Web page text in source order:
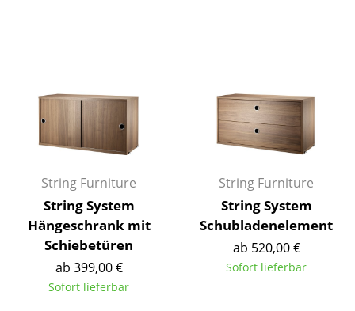
Hängeleuchten & Deckenleuchten
Tischleuchten
Schreibtischleuchten
Stehleuchten & Leseleuchten
Bodenleuchten
String Furniture
String System
Hängeschrank mit
Schiebetüren
ab 399,00 €
Sofort lieferbar
String Furniture
String System
Schubladenelement
ab 520,00 €
Sofort lieferbar